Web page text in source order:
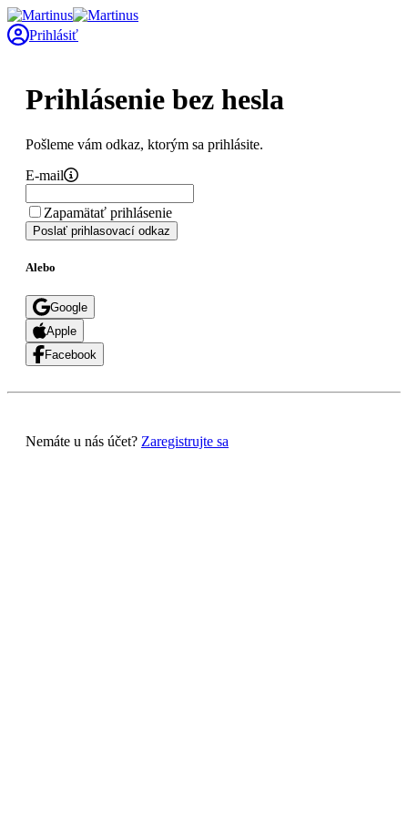
Prihlásiť
Prihlásenie bez hesla
Pošleme vám odkaz, ktorým sa prihlásite.
E-mail
Zapamätať prihlásenie
Poslať prihlasovací odkaz
Alebo
Google
Apple
Facebook
Nemáte u nás účet? Zaregistrujte sa